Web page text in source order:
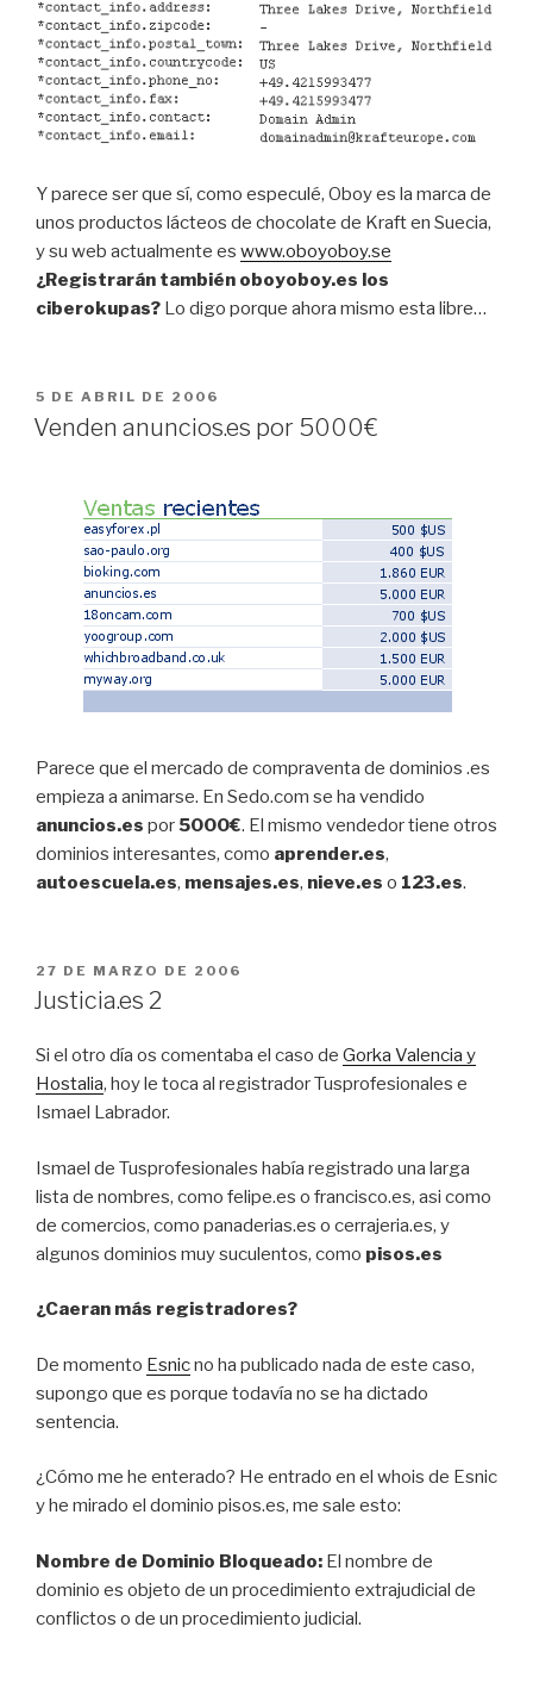
Y parece ser que sí, como especulé, Oboy es la marca de
unos productos lácteos de chocolate de Kraft en Suecia,
y su web actualmente es www.oboyoboy.se
¿Registrarán también oboyoboy.es los
ciberokupas? Lo digo porque ahora mismo esta libre…
PUBLICADO
EL
5 DE ABRIL DE 2006
Venden anuncios.es por 5000€
Parece que el mercado de compraventa de dominios .es
empieza a animarse. En Sedo.com se ha vendido
anuncios.es por5000€. El mismo vendedor tiene otros
dominios interesantes, como aprender.es,
autoescuela.es, mensajes.es, nieve.es o 123.es.
PUBLICADO
EL
27 DE MARZO DE 2006
Justicia.es 2
Si el otro día os comentaba el caso de Gorka Valencia y
Hostalia, hoy le toca al registrador Tusprofesionales e
Ismael Labrador.
Ismael de Tusprofesionales había registrado una larga
lista de nombres, como felipe.es o francisco.es, asi como
de comercios, como panaderias.es o cerrajeria.es, y
algunos dominios muy suculentos, como pisos.es
¿Caeran más registradores?
De momento Esnicno ha publicado nada de este caso,
supongo que es porque todavía no se ha dictado
sentencia.
¿Cómo me he enterado? He entrado en el whois de Esnic
y he mirado el dominio pisos.es, me sale esto:
Nombre de Dominio Bloqueado: El nombre de
dominio es objeto de un procedimiento extrajudicial de
conflictos o de un procedimiento judicial.